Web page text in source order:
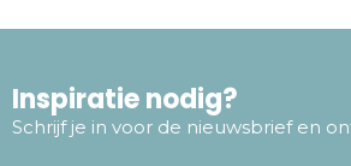
Inspiratie nodig?
Schrijf je in voor de nieuwsbrief en